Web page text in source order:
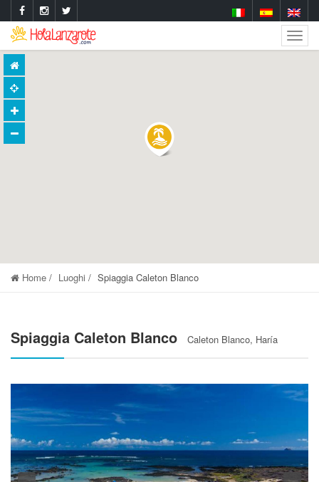
Home Luoghi Spiaggia Caleton Blanco
Spiaggia Caleton Blanco Caleton Blanco, Haría